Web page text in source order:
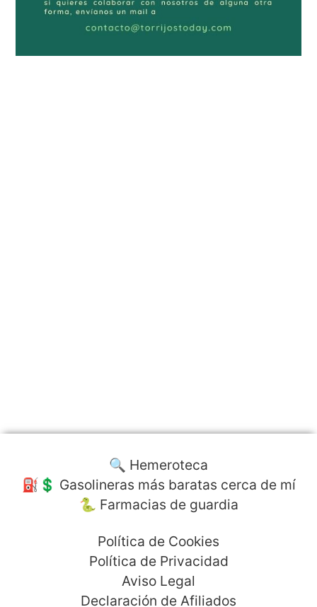
🔍 Hemeroteca
⛽️💲 Gasolineras más baratas cerca de mí
🐍 Farmacias de guardia
Política de Cookies
Política de Privacidad
Aviso Legal
Declaración de Afiliados